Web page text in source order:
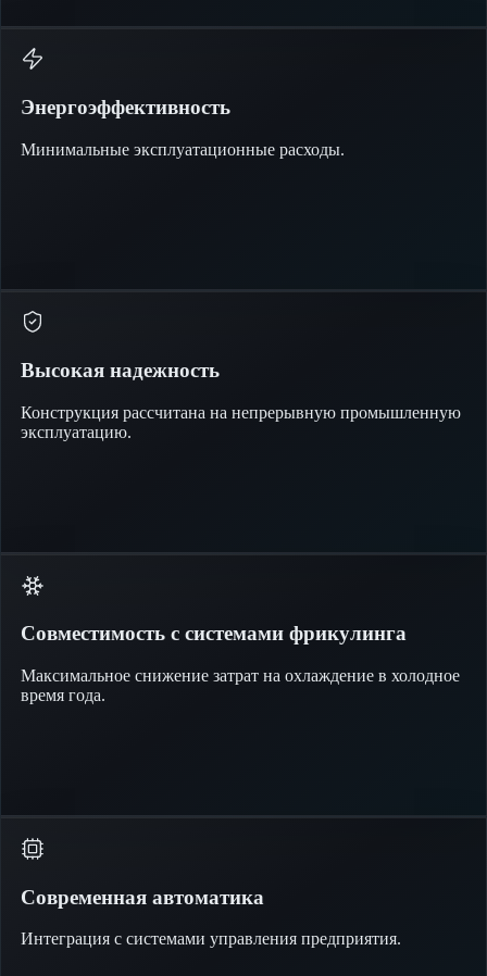
Энергоэффективность
Минимальные эксплуатационные расходы.
Высокая надежность
Конструкция рассчитана на непрерывную промышленную
эксплуатацию.
Совместимость с системами фрикулинга
Максимальное снижение затрат на охлаждение в холодное
время года.
Современная автоматика
Интеграция с системами управления предприятия.